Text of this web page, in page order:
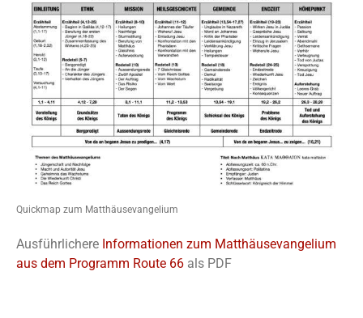
Quickmap zum Matthäusevangelium
Ausführlichere Informationen zum Matthäusevangelium
aus dem Programm Route 66 als PDF